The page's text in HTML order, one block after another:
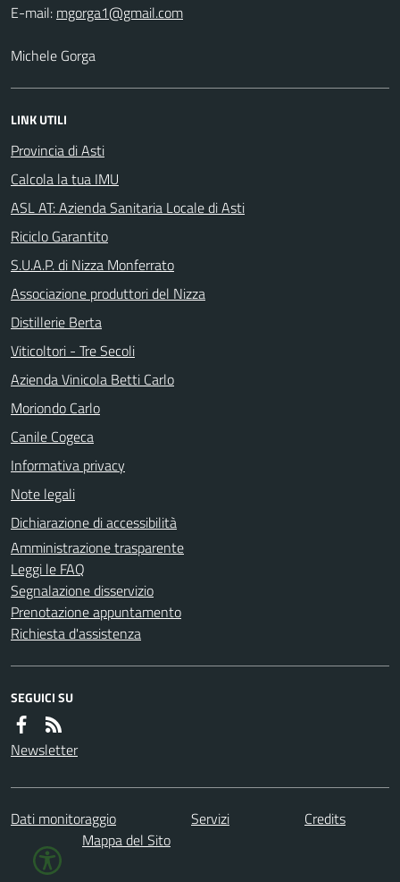
E-mail:
Michele Gorga
LINK UTILI
Provincia di Asti
Calcola la tua IMU
ASL AT: Azienda Sanitaria Locale di Asti
Riciclo Garantito
S.U.A.P. di Nizza Monferrato
Associazione produttori del Nizza
Distillerie Berta
Viticoltori - Tre Secoli
Azienda Vinicola Betti Carlo
Moriondo Carlo
Canile Cogeca
Informativa privacy
Note legali
Dichiarazione di accessibilità
Amministrazione trasparente
Leggi le FAQ
Segnalazione disservizio
Prenotazione appuntamento
Richiesta d'assistenza
SEGUICI SU
Newsletter
Dati monitoraggio Servizi
Credits
Mappa del Sito